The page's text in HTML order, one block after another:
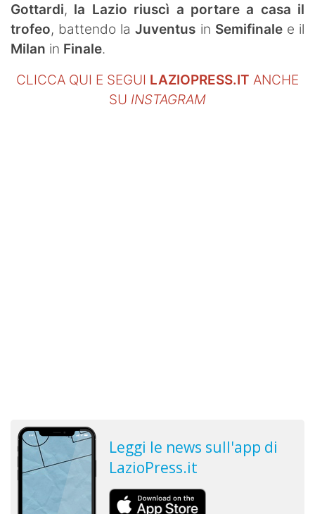
Gottardi, la Lazio riuscì a portare a casa il
trofeo, battendo laJuventus in Semifinalee il
Milan in Finale.
CLICCA QUI E SEGUI LAZIOPRESS.IT ANCHE
SU INSTAGRAM